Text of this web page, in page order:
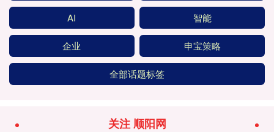
AI 智能
企业 申宝策略
全部话题标签
关注 顺阳网